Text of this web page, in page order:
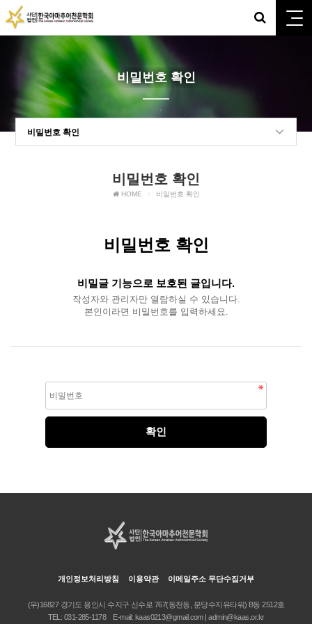
비밀번호 확인
비밀번호 확인
비밀번호 확인
HOME 비밀번호 확인
비밀번호 확인
비밀글 기능으로 보호된 글입니다.
작성자와 관리자만 열람하실 수 있습니다.
본인이라면 비밀번호를 입력하세요.
개인정보처리방침 이용약관 이메일주소 무단수집거부
(우)16827 경기도 용인시 수지구 신수로 767(동천동, 분당수지유타워) B동 2512호
TEL: 031-285-1178 E-mail: kaas0213@gmail.com | admin@kaas.or.kr